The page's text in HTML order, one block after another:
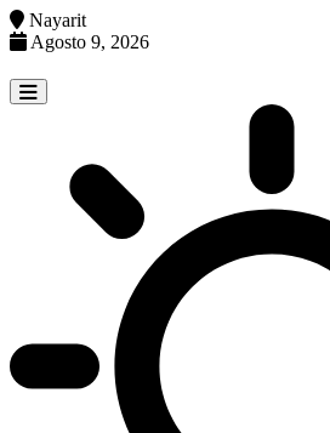
Nayarit
Agosto 9, 2026
to
content